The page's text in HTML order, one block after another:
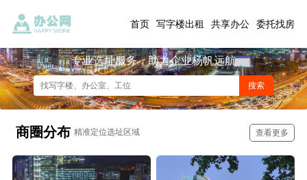
首页 写字楼出租 共享办公 委托找房
专业选址服务，助力企业杨帆远航
商圈分布 精准定位选址区域 查看更多